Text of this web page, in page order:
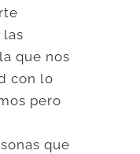
que nos
con lo
pero
que